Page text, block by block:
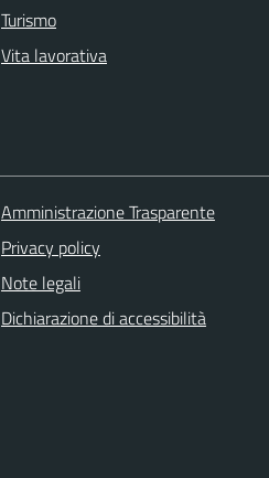
Turismo
Vita lavorativa
Amministrazione Trasparente
Privacy policy
Note legali
Dichiarazione di accessibilità